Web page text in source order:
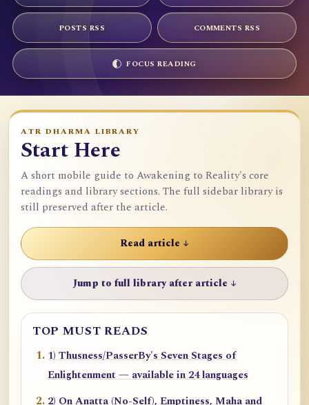
POSTS RSS COMMENTS RSS
FOCUS READING
ATR DHARMA LIBRARY
Start Here
A short mobile guide to Awakening to Reality's core
readings and library sections. The full sidebar library is
still preserved after the article.
Read article ↓
Jump to full library after article ↓
TOP MUST READS
1) Thusness/PasserBy's Seven Stages of
Enlightenment — available in 24 languages
2) On Anatta (No-Self), Emptiness, Maha and